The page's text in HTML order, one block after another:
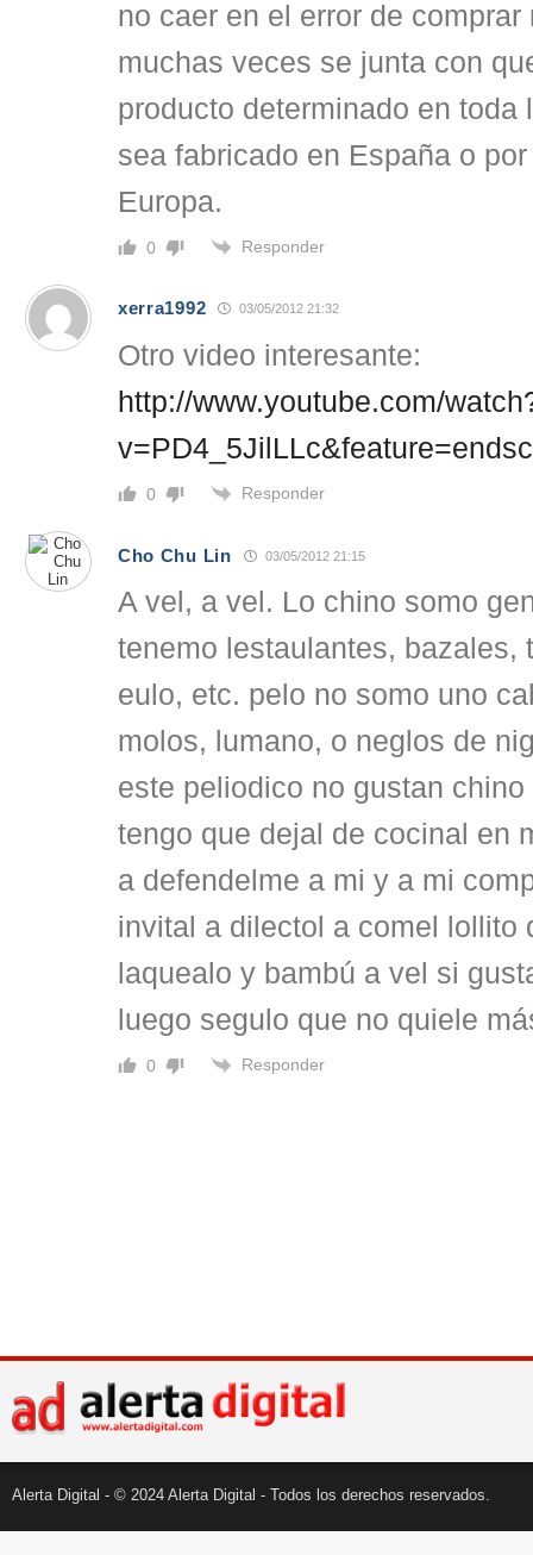
no caer en el error de
muchas veces se junta con
producto determinado en toda
sea fabricado en España o
Europa.
0 Responder
xerra1992 03/05/2012 21:32
Otro video interesante:
http://www.youtube.com/
0 Responder
Cho Chu Lin 03/05/2012 21:15
A vel, a vel. Lo chino somo
tenemo lestaulantes, bazales,
eulo, etc. pelo no somo uno
molos, lumano, o neglos de
este peliodico no gustan
tengo que dejal de cocinal en
a defendelme a mi y a mi
invital a dilectol a comel lollito
laquealo y bambú a vel si
luego segulo que no quiele
0 Responder
Alerta Digital - © 2024 Alerta Digital - Todos los derechos reservados.